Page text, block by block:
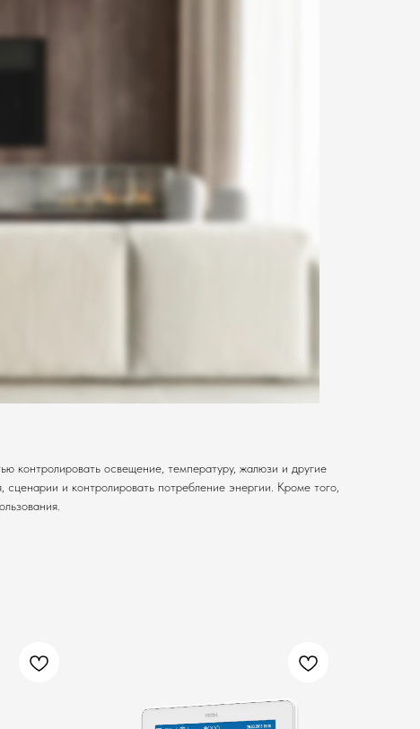
контролировать освещение, температуру, жалюзи и другие
и контролировать потребление энергии. Кроме того,